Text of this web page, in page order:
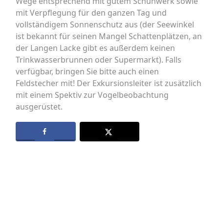
mit Verpflegung für den ganzen Tag und
vollständigem Sonnenschutz aus (der Seewinkel
ist bekannt für seinen Mangel Schattenplätzen, an
der Langen Lacke gibt es außerdem keinen
Trinkwasserbrunnen oder Supermarkt). Falls
verfügbar, bringen Sie bitte auch einen
Feldstecher mit! Der Exkursionsleiter ist zusätzlich
mit einem Spektiv zur Vogelbeobachtung
ausgerüstet.